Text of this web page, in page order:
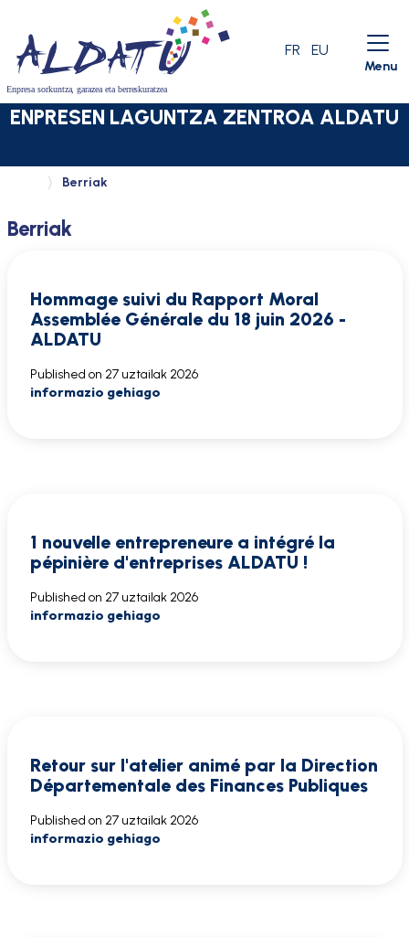
Skip to main content
FR ACTIVE
EU
Menu
ENPRESEN LAGUNTZA ZENTROA ALDATU
Berriak
Berriak
Hommage suivi du Rapport Moral
Assemblée Générale du 18 juin 2026 -
ALDATU
Published on 27 uztailak 2026
informazio gehiago
1 nouvelle entrepreneure a intégré la
pépinière d'entreprises ALDATU !
Published on 27 uztailak 2026
informazio gehiago
Retour sur l'atelier animé par la Direction
Départementale des Finances Publiques
Published on 27 uztailak 2026
informazio gehiago